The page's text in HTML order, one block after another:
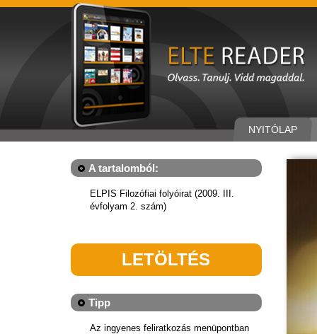
NYITÓLAP
A tartalomból:
ELPIS Filozófiai folyóirat (2009. III.
évfolyam 2. szám)
LETÖLTÉS
Tipp
Az ingyenes feliratkozás menüpontban